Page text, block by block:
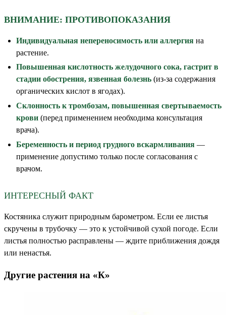
ВНИМАНИЕ: ПРОТИВОПОКАЗАНИЯ
Индивидуальная непереносимость или аллергия на
растение.
Повышенная кислотность желудочного сока, гастрит в
стадии обострения, язвенная болезнь (из-за содержания
органических кислот в ягодах).
Склонность к тромбозам, повышенная свертываемость
крови (перед применением необходима консультация
врача).
Беременность и период грудного вскармливания —
применение допустимо только после согласования с
врачом.
ИНТЕРЕСНЫЙ ФАКТ
Костяника служит природным барометром. Если ее листья
скручены в трубочку — это к устойчивой сухой погоде. Если
листья полностью расправлены — ждите приближения дождя
или ненастья.
Другие растения на «К»